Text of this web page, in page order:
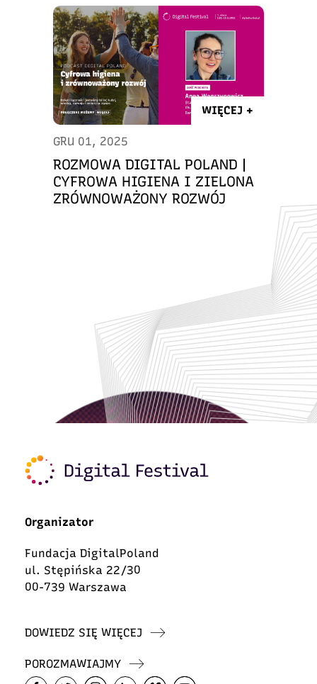
WIĘCEJ +
GRU 01, 2025
ROZMOWA DIGITAL POLAND |
CYFROWA HIGIENA I ZIELONA
ZRÓWNOWAŻONY ROZWÓJ
Organizator
Fundacja DigitalPoland
ul. Stępińska 22/30
00-739 Warszawa
DOWIEDZ SIĘ WIĘCEJ
POROZMAWIAJMY